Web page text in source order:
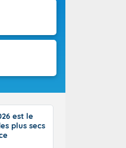
est le
plus secs